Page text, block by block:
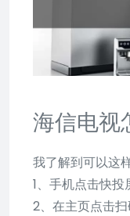
海信电视
我了解到可以这
1、手机点击快投
2、在主页点击扫